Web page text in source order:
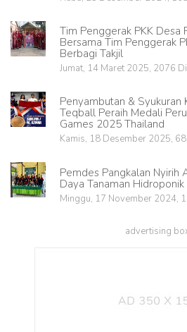
Tim Penggerak PKK Desa
Bersama Tim Penggerak
Berbagi Takjil
Jumat, 14 Maret 2025, 2076
Penyambutan &
Teqball Peraih Medali
Games 2025 Thailand
Kamis, 18 Desember 2025,
Pemdes Pangkalan Nyirih
Daya Tanaman Hidroponik
Minggu, 17 November 2024,
advertising